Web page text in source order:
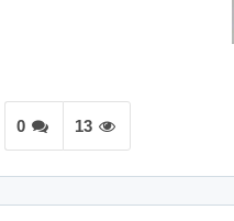
0 13